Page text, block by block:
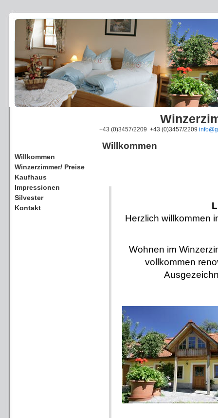
+43 (0)3457/2209 +43 (0)3457/2209
Willkommen
Winzerzimmer/ Preise
Kaufhaus
Impressionen
Silvester
Kontakt
Willkommen
Herzlich willkommen
Wohnen im
vollkommen